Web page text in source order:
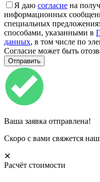
Я даю согласие на
информационных
специальных
способами, указанными в
данных, в том числе по
Согласие может быть
Ваша заявка отправлена!
Скоро с вами свяжется
✕
Расчёт стоимости